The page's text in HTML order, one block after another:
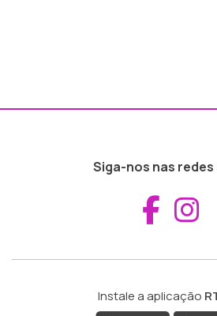
Siga-nos nas
Instale a aplicação